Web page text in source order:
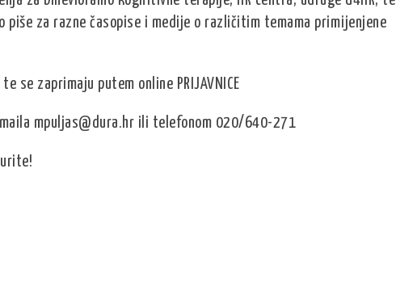
piše za razne časopise i medije o različitim temama primijenjene
se zaprimaju putem online PRIJAVNICE
mpuljas@dura.hr ili telefonom 020/640-271